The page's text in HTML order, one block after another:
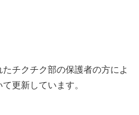
チクチク部の保護者の方によ
更新しています。